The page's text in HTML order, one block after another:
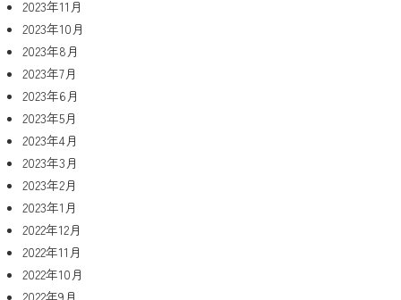
2023年11月
2023年10月
2023年8月
2023年7月
2023年6月
2023年5月
2023年4月
2023年3月
2023年2月
2023年1月
2022年12月
2022年11月
2022年10月
2022年9月